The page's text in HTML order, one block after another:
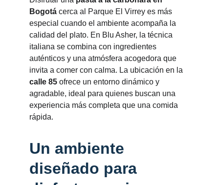
Bogotá cerca al Parque El Virrey es más
especial cuando el ambiente acompaña la
calidad del plato. En Blu Asher, la técnica
italiana se combina con ingredientes
auténticos y una atmósfera acogedora que
invita a comer con calma. La ubicación en la
calle 85 ofrece un entorno dinámico y
agradable, ideal para quienes buscan una
experiencia más completa que una comida
rápida.
Un ambiente
diseñado para